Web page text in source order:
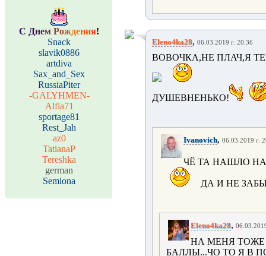
С Днем Рождения!
Snack
slavik0886
artdiva
Sax_and_Sex
RussiaPiter
-GALYHMEN-
Alfia71
sportage81
Rest_Jah
az0
TatianaP
Tereshka
german
Semiona
Eleno4ka28, 06.03.2019 г. 20:36
ВОВОЧКА,НЕ ПЛАЧ,Я
ДУШЕВНЕНЬКО!
Ivanovich, 06.03.2019 г.
ЧЁ ТА НАШЛО
ДА И НЕ
Eleno4ka28,
НА МЕНЯ
БАЛЛЫ...ЧО ТО Я В